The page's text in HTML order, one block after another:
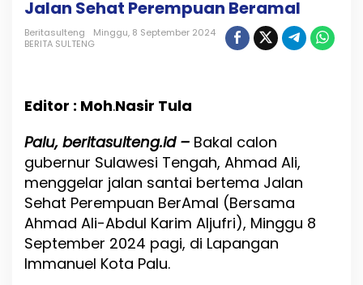
A
h
j
k
a
s
y
a
r
a
Jalan Sehat Perempuan Beramal
Beritasulteng
Minggu, 8 September 2024
BERITA SULTENG
Editor : Moh.Nasir Tula
Palu, beritasulteng.id – Bakal calon
gubernur Sulawesi Tengah, Ahmad Ali,
menggelar jalan santai bertema Jalan
Sehat Perempuan BerAmal (Bersama
Ahmad Ali-Abdul Karim Aljufri), Minggu 8
September 2024 pagi, di Lapangan
Immanuel Kota Palu.